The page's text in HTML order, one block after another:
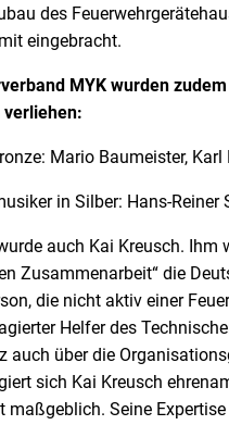
des
eingebracht.
MYK wurden
Mario Baumeister,
in Silber: Hans-Reiner
auch Kai Kreusch.
Zusammenarbeit“ die
die nicht aktiv einer
Helfer des
auch über die
sich Kai Kreusch
maßgeblich. Seine